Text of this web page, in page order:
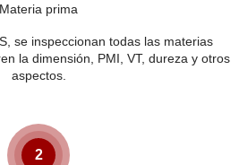
Materia prima
se inspeccionan todas las materias
la dimensión, PMI, VT, dureza y otros
aspectos.
2